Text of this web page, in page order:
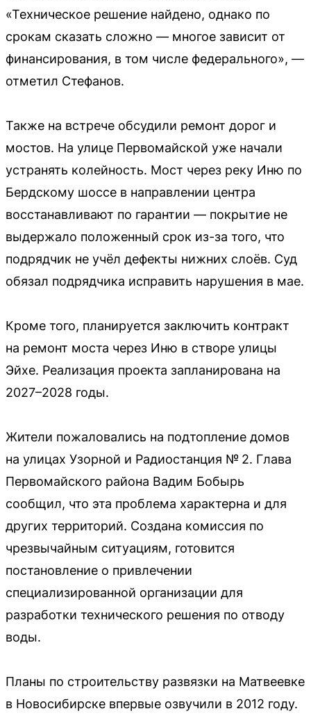
«Техническое решение найдено, однако по
срокам сказать сложно — многое зависит от
финансирования, в том числе федерального», —
отметил Стефанов.
Также на встрече обсудили ремонт дорог и
мостов. На улице Первомайской уже начали
устранять колейность. Мост через реку Иню по
Бердскому шоссе в направлении центра
восстанавливают по гарантии — покрытие не
выдержало положенный срок из-за того, что
подрядчик не учёл дефекты нижних слоёв. Суд
обязал подрядчика исправить нарушения в мае.
Кроме того, планируется заключить контракт
на ремонт моста через Иню в створе улицы
Эйхе. Реализация проекта запланирована на
2027–2028 годы.
Жители пожаловались на подтопление домов
на улицах Узорной и Радиостанция № 2. Глава
Первомайского района Вадим Бобырь
сообщил, что эта проблема характерна и для
других территорий. Создана комиссия по
чрезвычайным ситуациям, готовится
постановление о привлечении
специализированной организации для
разработки технического решения по отводу
воды.
Планы по строительству развязки на Матвеевке
в Новосибирске впервые озвучили в 2012 году.